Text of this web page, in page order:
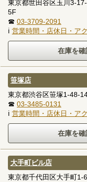
東京都世田谷区玉川3-
5F
☎ 03-3709-2091
ℹ 営業時間・店休日・ア
笹塚店
東京都渋谷区笹塚1-48-
☎ 03-3485-0131
ℹ 営業時間・店休日・ア
大手町ビル店
東京都千代田区大手町1-